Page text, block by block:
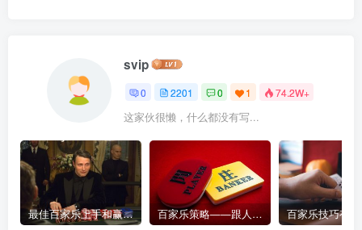
svip
0 2201 0 1 74.2W+
这家伙很懒，什么都没有写...
最佳百家乐上手和赢钱指南 – 终极版 百家乐策略——跟人胜过跟路